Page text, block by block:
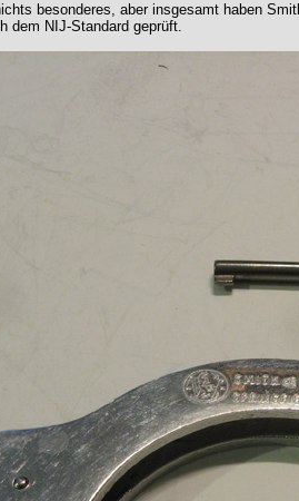
besonderes, aber insgesamt haben
dem NIJ-Standard geprüft.